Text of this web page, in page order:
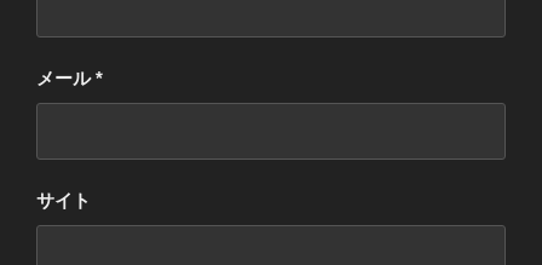
メール*
サイト